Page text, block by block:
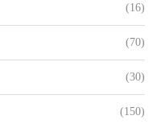
(16)
(70)
(30)
(150)